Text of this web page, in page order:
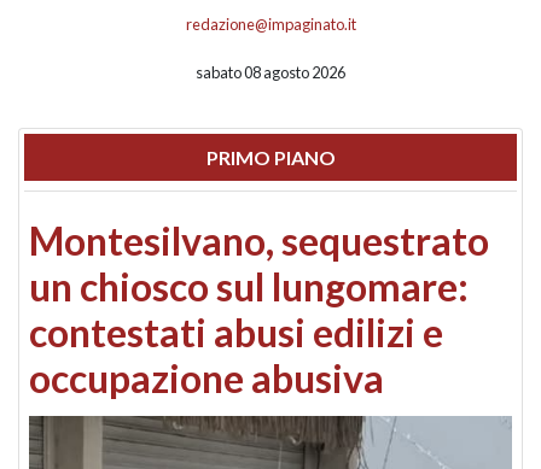
redazione@impaginato.it
sabato 08 agosto 2026
PRIMO PIANO
Montesilvano, sequestrato
un chiosco sul lungomare:
contestati abusi edilizi e
occupazione abusiva